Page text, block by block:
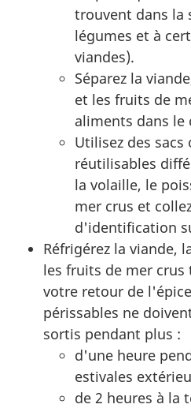
trouvent dans la
légumes et à
viandes).
Séparez la
et les fruits de
aliments dans
Utilisez des
réutilisables
la volaille, le
mer crus et
d'identification
Réfrigérez la viande,
les fruits de mer
votre retour de
périssables ne
sortis pendant plus :
d'une heure
estivales
de 2 heures à la